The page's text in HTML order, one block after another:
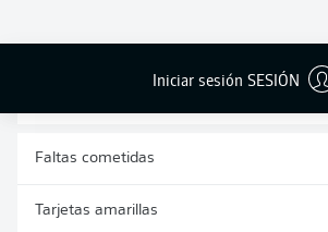
Iniciar sesión SESIÓN
DIVIDIDOS
0
AÉREOS
0
Faltas cometidas
Tarjetas amarillas